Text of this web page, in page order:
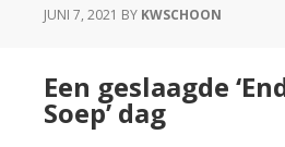
JUNI 7, 2021 BY KWSCHOON
Een geslaagde
Soep’ dag